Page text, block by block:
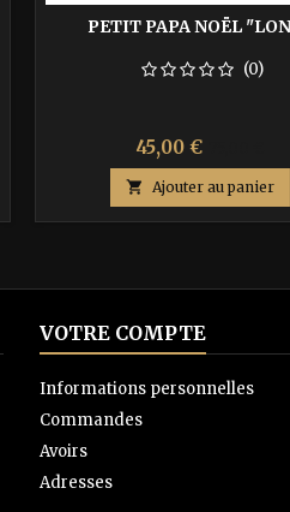
PETIT PAPA NOËL
(0)
Prix
45,00 €
base
 Ajouter au panier
VOTRE COMPTE
Informations personnelles
Commandes
Avoirs
Adresses